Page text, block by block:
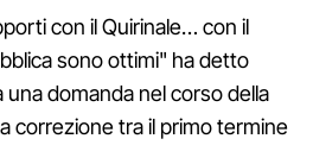
con il Quirinale… con il
sono ottimi" ha detto
domanda nel corso della
correzione tra il primo termine